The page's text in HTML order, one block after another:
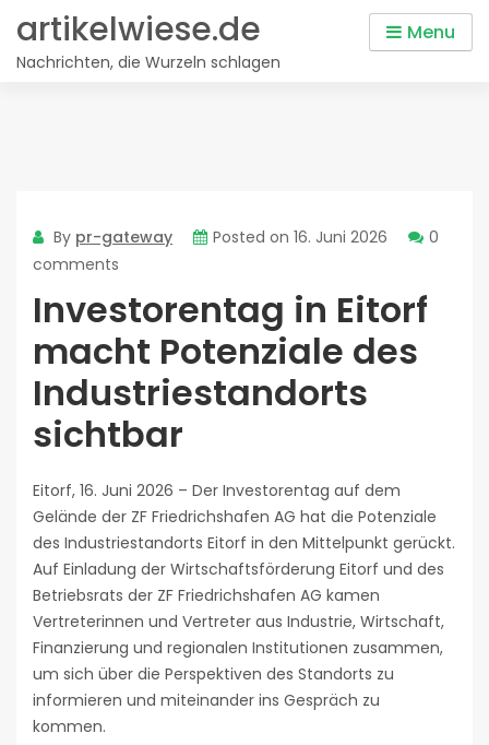
content
artikelwiese.de
Nachrichten, die Wurzeln schlagen
Menu
By pr-gateway Posted on 16. Juni 2026
0
comments
Investorentag in Eitorf
macht Potenziale des
Industriestandorts
sichtbar
Eitorf, 16. Juni 2026 – Der Investorentag auf dem
Gelände der ZF Friedrichshafen AG hat die Potenziale
des Industriestandorts Eitorf in den Mittelpunkt gerückt.
Auf Einladung der Wirtschaftsförderung Eitorf und des
Betriebsrats der ZF Friedrichshafen AG kamen
Vertreterinnen und Vertreter aus Industrie, Wirtschaft,
Finanzierung und regionalen Institutionen zusammen,
um sich über die Perspektiven des Standorts zu
informieren und miteinander ins Gespräch zu
kommen.